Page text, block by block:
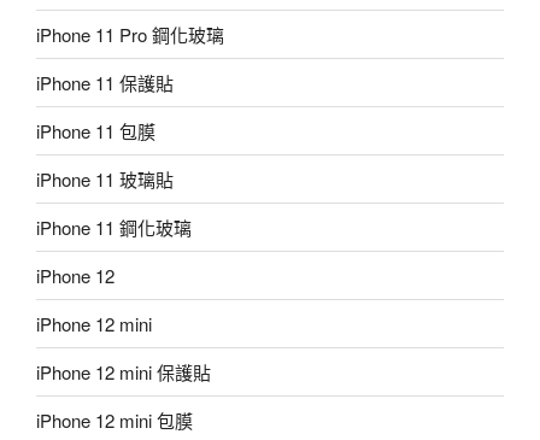
iPhone 11 Pro 鋼化玻璃
iPhone 11 保護貼
iPhone 11 包膜
iPhone 11 玻璃貼
iPhone 11 鋼化玻璃
iPhone 12
iPhone 12 mini
iPhone 12 mini 保護貼
iPhone 12 mini 包膜